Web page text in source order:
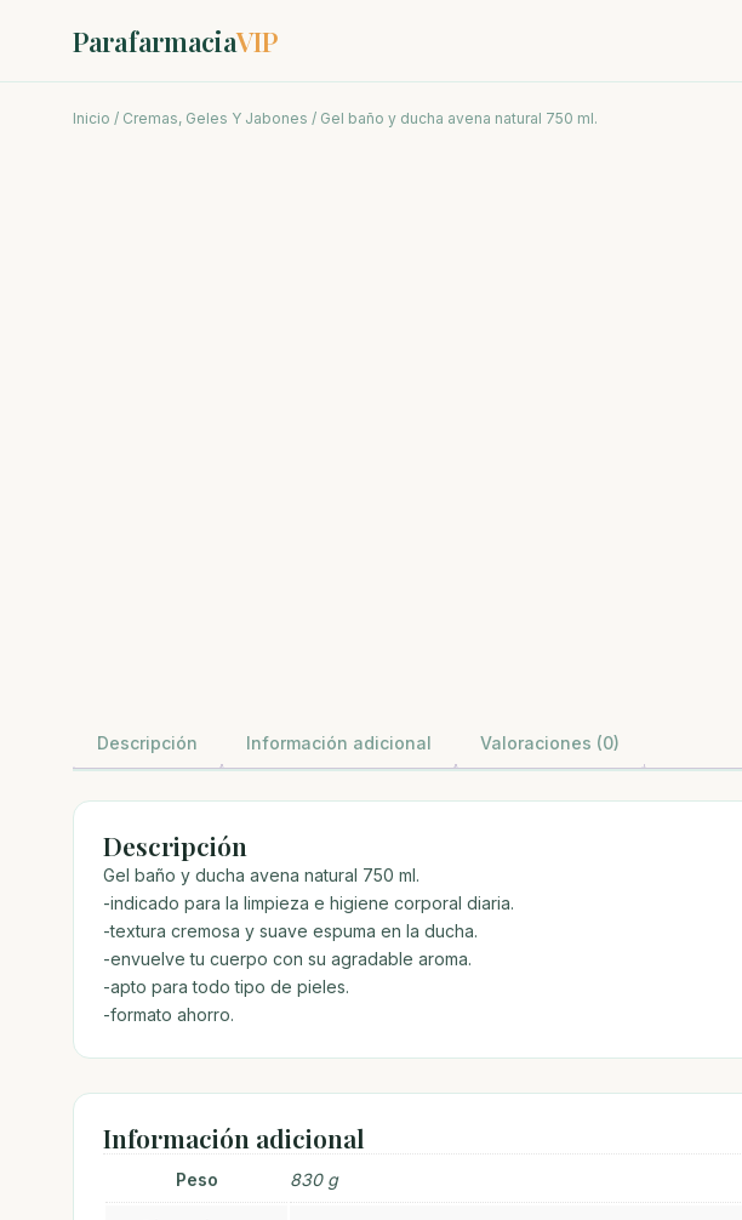
ParafarmaciaVIP
Inicio / Cremas, Geles Y Jabones / Gel baño y ducha avena natural 750 ml.
Descripción Información adicional Valoraciones (0)
Descripción
Gel baño y ducha avena natural 750 ml.
-indicado para la limpieza e higiene corporal diaria.
-textura cremosa y suave espuma en la ducha.
-envuelve tu cuerpo con su agradable aroma.
-apto para todo tipo de pieles.
-formato ahorro.
Información adicional
Peso 830 g